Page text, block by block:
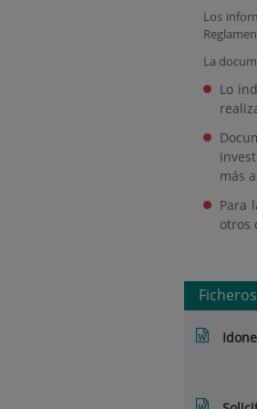
Los
La
Lo
más
Para
otros